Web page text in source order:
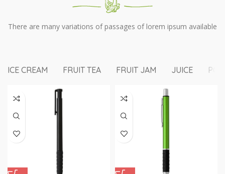
There are many variations of passages of lorem ipsum available
ICE CREAM FRUIT TEA FRUIT JAM JUICE